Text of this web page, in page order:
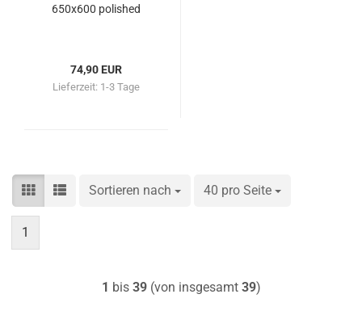
650x600 polished
74,90 EUR
Lieferzeit: 1-3 Tage
Sortieren nach
Sortieren nach 40 pro Seite
pro Seite
1
1 bis 39(von insgesamt 39)